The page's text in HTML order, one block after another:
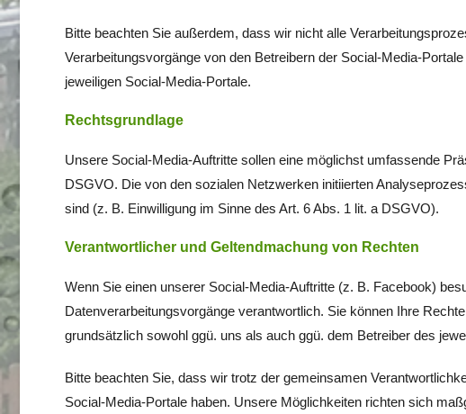
Bitte beachten Sie außerdem, dass wir nicht alle
Verarbeitungsvorgänge von den Betreibern der Social-Media-
jeweiligen Social-Media-Portale.
Rechtsgrundlage
Unsere Social-Media-Auftritte sollen eine möglichst umfassende
DSGVO. Die von den sozialen Netzwerken initiierten
sind (z. B. Einwilligung im Sinne des Art. 6 Abs. 1 lit. a DSGVO).
Verantwortlicher und Geltendmachung von Rechten
Wenn Sie einen unserer Social-Media-Auftritte (z. B. Facebook)
Datenverarbeitungsvorgänge verantwortlich. Sie können Ihre
grundsätzlich sowohl ggü. uns als auch ggü. dem Betreiber des
Bitte beachten Sie, dass wir trotz der gemeinsamen
Social-Media-Portale haben. Unsere Möglichkeiten richten sich